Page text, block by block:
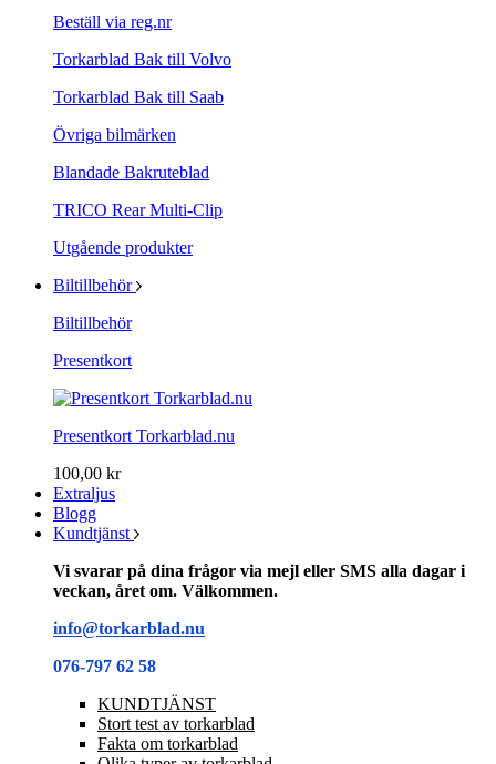
Beställ via reg.nr
Torkarblad Bak till Volvo
Torkarblad Bak till Saab
Övriga bilmärken
Blandade Bakruteblad
TRICO Rear Multi-Clip
Utgående produkter
Biltillbehör
Biltillbehör
Presentkort
Presentkort Torkarblad.nu
100,00 kr
Extraljus
Blogg
Kundtjänst
Vi svarar på dina frågor via mejl eller SMS alla dagar i
veckan, året om. Välkommen.
info@torkarblad.nu
076-797 62 58
KUNDTJÄNST
Stort test av torkarblad
Fakta om torkarblad